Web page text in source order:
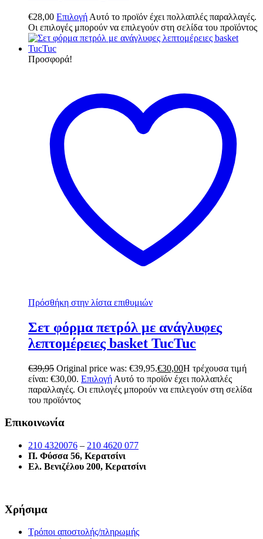
€28,00 Επιλογή Αυτό το προϊόν έχει πολλαπλές παραλλαγές.
Οι επιλογές μπορούν να επιλεγούν στη σελίδα του προϊόντος
Προσφορά!
Πρόσθήκη στην λίστα επιθυμιών
Σετ φόρμα πετρόλ με ανάγλυφες
λεπτομέρειες basket TucTuc
€39,95 Original price was: €39,95.€30,00Η τρέχουσα τιμή
είναι: €30,00. Επιλογή Αυτό το προϊόν έχει πολλαπλές
παραλλαγές. Οι επιλογές μπορούν να επιλεγούν στη σελίδα
του προϊόντος
Επικοινωνία
210 4320076 – 210 4620 077
Π. Φύσσα 56, Κερατσίνι
Ελ. Βενιζέλου 200, Κερατσίνι
Χρήσιμα
Τρόποι αποστολής/πληρωμής